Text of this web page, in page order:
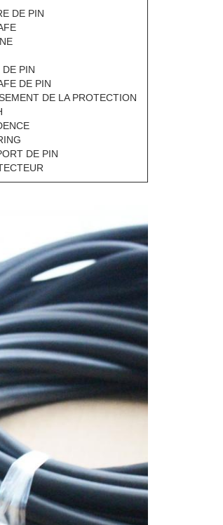
DE PIN
DE PIN
DE PIN
DE LA PROTECTION
DE PIN